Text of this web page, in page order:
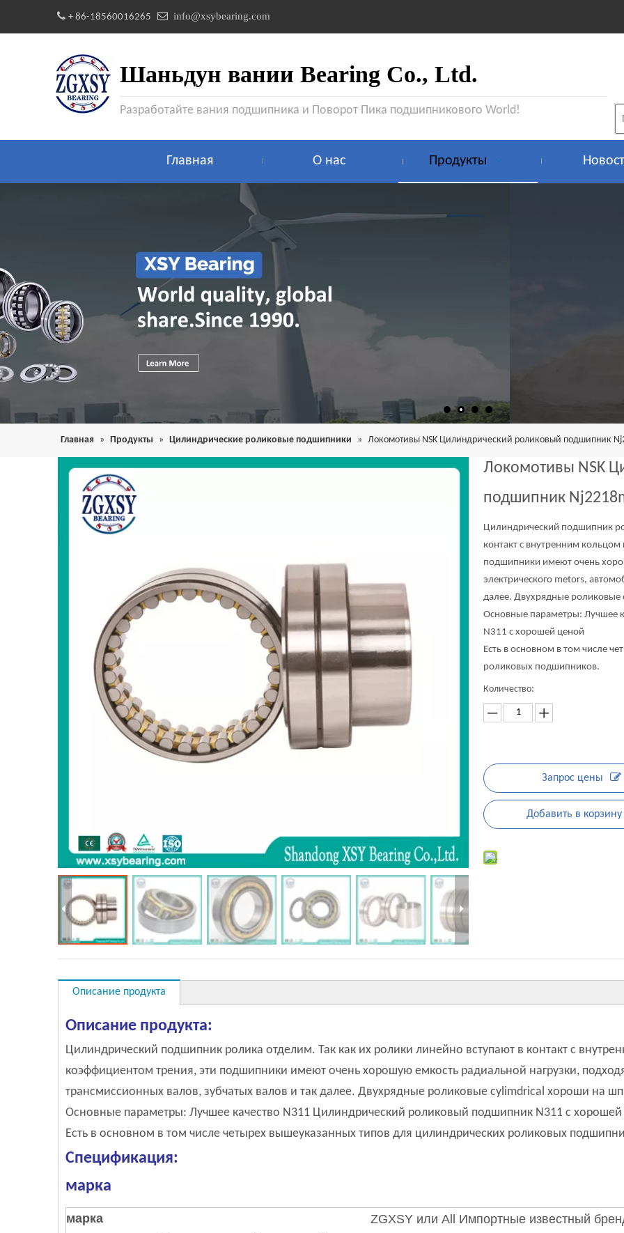
 + 86-18560016265  info@xsybearing.com
Шаньдун вании Bearing Co., Ltd.
Разработайте вания подшипника и Поворот Пика подшипникового World!
Главная О нас Продукты
Главная » Продукты » Цилиндрические роликовые подшипники » Локомотивы NSK Цилиндрический роликовый подшипник
Локомотивы NSK
подшипник
Цилиндрический подшипник
контакт с внутренним
подшипники имеют очень
электрического metors,
далее. Двухрядные роликовые
Основные параметры: Лучшее
N311 с хорошей ценой
Есть в основном в том числе
роликовых подшипников.
Количество:
Запрос цены
Добавить в корзину
Описание продукта
Описание продукта:
Цилиндрический подшипник ролика отделим. Так как их ролики линейно вступают в контакт с
коэффициентом трения, эти подшипники имеют очень хорошую емкость радиальной нагрузки,
трансмиссионных валов, зубчатых валов и так далее. Двухрядные роликовые cylimdrical хороши на
Основные параметры: Лучшее качество N311 Цилиндрический роликовый подшипник N311 с
Есть в основном в том числе четырех вышеуказанных типов для цилиндрических роликовых
Спецификация:
марка
марка
ZGXSY или All Импортные известный